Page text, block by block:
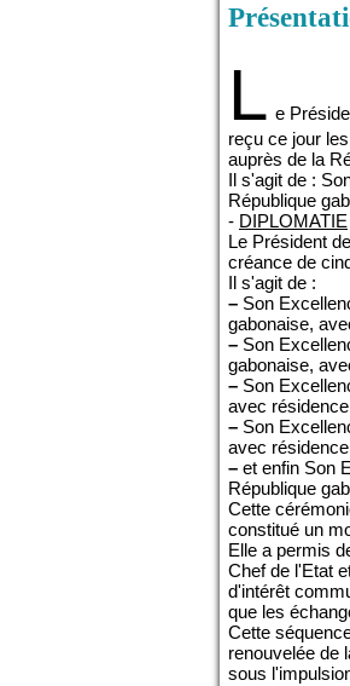
L e
reçu ce jour
auprès de la
Il s'agit de :
République
- DIPLOMATIE
Le Président
créance de
Il s'agit de :
– Son
gabonaise,
– Son
gabonaise,
– Son
avec
– Son
avec
– et enfin Son
République
Cette
constitué un
Elle a permis
Chef de l'Etat
d'intérêt
que les
Cette
renouvelée de
sous